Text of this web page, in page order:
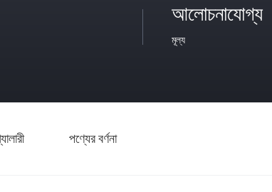
আলোচনাযোগ্য
মূল্য
পণ্যের বর্ণনা